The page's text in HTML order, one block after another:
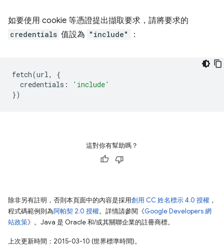
如要使用 cookie 等憑證提出擷取要求，請將要求的
credentials 值設為 "include" ：
fetch(url,
{
credentials :
'include'
})
這對你有幫助嗎？
除非另有註明，否則本頁面中的內容是採用創用 CC 姓名標示 4.0 授權 ，
程式碼範例則為阿帕契 2.0 授權。詳情請參閱《Google Developers 網
站政策》。Java 是 Oracle 和/或其關聯企業的註冊商標。
上次更新時間：2015-03-10 (世界標準時間)。